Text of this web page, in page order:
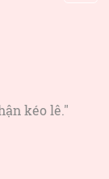
kéo lê."